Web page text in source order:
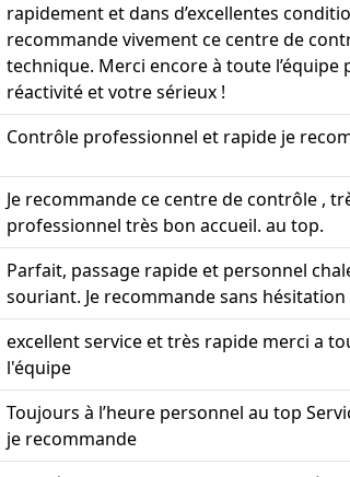
rapidement et dans d’excellentes
recommande vivement ce centre de
technique. Merci encore à toute l’équipe
réactivité et votre sérieux !
Contrôle professionnel et rapide je
Je recommande ce centre de contrôle ,
professionnel très bon accueil. au top.
Parfait, passage rapide et personnel
souriant. Je recommande sans
excellent service et très rapide merci a
l'équipe
Toujours à l’heure personnel au top
je recommande